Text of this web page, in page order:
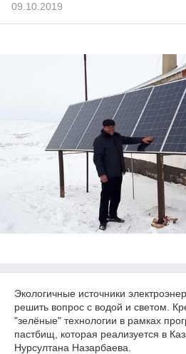
09.10.2019
Экологичные источники
решить вопрос с водой и светом.
"зелёные" технологии в рамках
пастбищ, которая реализуется в
Нурсултана Назарбаева.